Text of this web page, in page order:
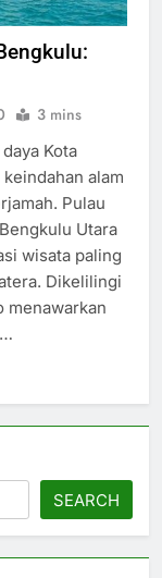
3 mins
Kota
alam
Pulau
Utara
wisata paling
Dikelilingi
menawarkan
SEARCH